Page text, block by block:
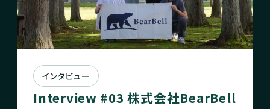
インタビュー
Interview #03 株式会社BearBell